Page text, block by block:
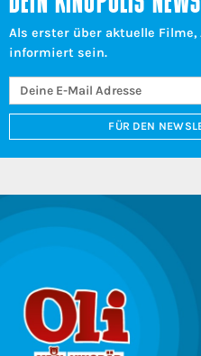
Als erster über aktuelle Filme,
informiert sein.
FÜR DEN